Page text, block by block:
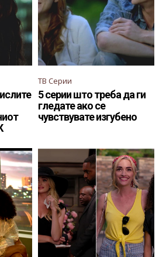
ТВ Серии
5 серии што треба да ги
гледате ако се
чувствувате изгубено